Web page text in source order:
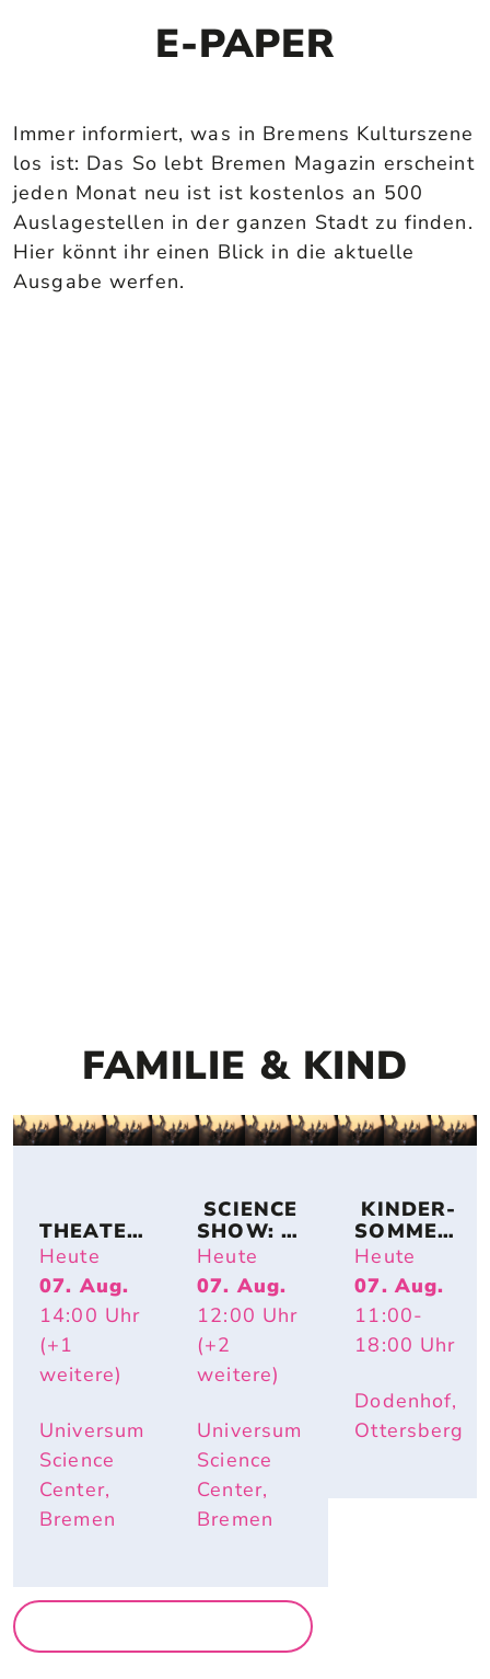
E-PAPER
Immer informiert, was in Bremens Kulturszene
los ist: Das So lebt Bremen Magazin erscheint
jeden Monat neu ist ist kostenlos an 500
Auslagestellen in der ganzen Stadt zu finden.
Hier könnt ihr einen Blick in die aktuelle
Ausgabe werfen.
FAMILIE & KIND
THEATER
KOLLEKT
IV
KA2OH –
DU. WIR.
UND ICH.
Heute
07. Aug.
14:00 Uhr
(+1
weitere)
Universum
Science
Center,
Bremen
SCIENCE
SHOW:
TIERISCH
HEISS – W
ARUM R
OTE W
ANGEN U
ND E
LEFANTE
IM S
OMMER N
ÜTZLICH
SIND
Heute
07. Aug.
12:00 Uhr
(+2
weitere)
Universum
Science
Center,
Bremen
KINDER-
SOMMER-
ACTION
Heute
07. Aug.
11:00-
18:00 Uhr
Dodenhof,
Ottersberg